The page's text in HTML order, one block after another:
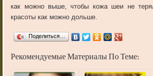
как можно выше, чтобы кожа шеи не
красоты как можно дольше.
Поделиться…
Рекомендуемые Материалы По Теме: